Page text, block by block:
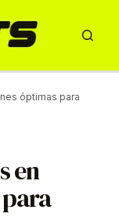
óptimas para
en